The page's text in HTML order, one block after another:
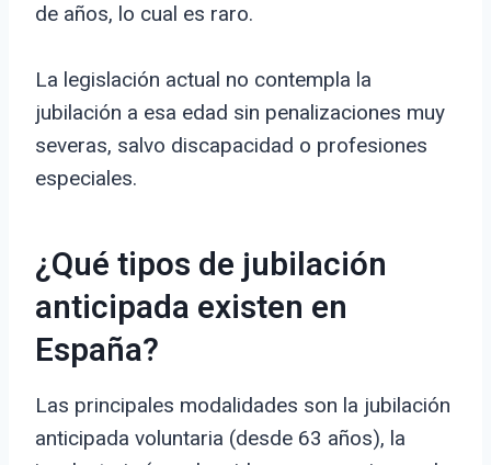
de años, lo cual es raro.
La legislación actual no contempla la
jubilación a esa edad sin penalizaciones muy
severas, salvo discapacidad o profesiones
especiales.
¿Qué tipos de jubilación
anticipada existen en
España?
Las principales modalidades son la jubilación
anticipada voluntaria (desde 63 años), la